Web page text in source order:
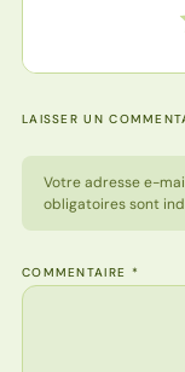
LAISSER UN
Votre adresse e-
obligatoires sont
COMMENTAIRE *